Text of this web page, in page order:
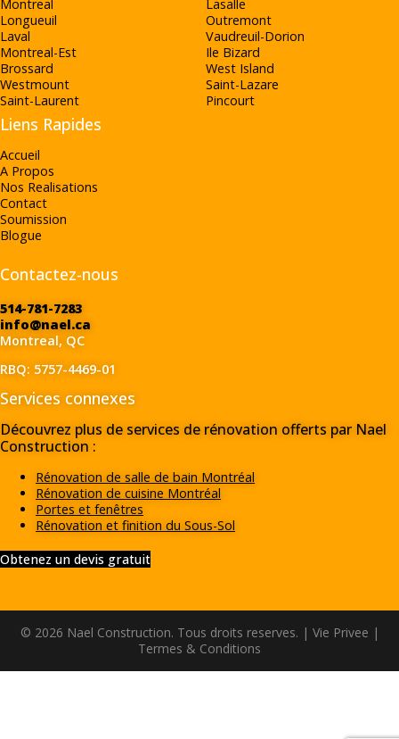
Montreal
Longueuil
Laval
Montreal-Est
Brossard
Westmount
Saint-Laurent
Lasalle
Outremont
Vaudreuil-Dorion
Ile Bizard
West Island
Saint-Lazare
Pincourt
Liens Rapides
Accueil
A Propos
Nos Realisations
Contact
Soumission
Blogue
Contactez-nous
514-781-7283
info@nael.ca
Montreal, QC
RBQ: 5757-4469-01
Services connexes
Découvrez plus de services de rénovation offerts par Nael
Construction :
Rénovation de salle de bain Montréal
Rénovation de cuisine Montréal
Portes et fenêtres
Rénovation et finition du Sous-Sol
Obtenez un devis gratuit
© 2026 Nael Construction. Tous droits reserves. | Vie Privee |
Termes & Conditions